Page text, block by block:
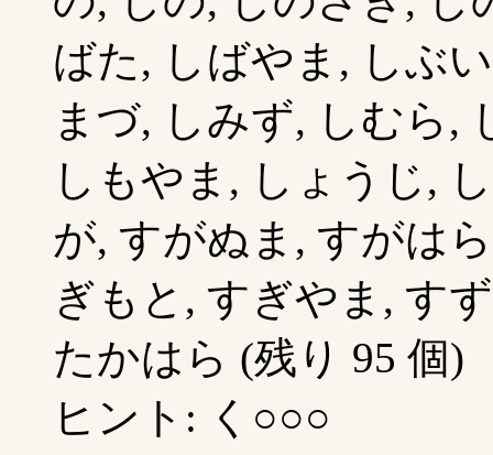
ばた, しばやま, しぶ
まづ, しみず, しむら,
しもやま, しょうじ,
が, すがぬま, すがは
ぎもと, すぎやま, す
たかはら (残り 95 個)
ヒント: く○○○